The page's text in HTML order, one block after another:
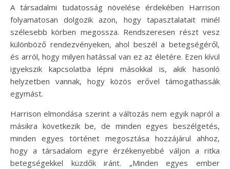
A társadalmi tudatosság növelése érdekében Harrison
folyamatosan dolgozik azon, hogy tapasztalatait minél
szélesebb körben megossza. Rendszeresen részt vesz
különböző rendezvényeken, ahol beszél a betegségéről,
és arról, hogy milyen hatással van ez az életére. Ezen kívül
igyekszik kapcsolatba lépni másokkal is, akik hasonló
helyzetben vannak, hogy közös erővel támogathassák
egymást.
Harrison elmondása szerint a változás nem egyik napról a
másikra következik be, de minden egyes beszélgetés,
minden egyes történet megosztása hozzájárul ahhoz,
hogy a társadalom egyre érzékenyebbé váljon a ritka
betegségekkel küzdők iránt. „Minden egyes ember